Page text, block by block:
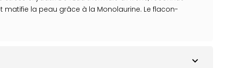
matifie la peau grâce à la Monolaurine. Le flacon-
expand_more